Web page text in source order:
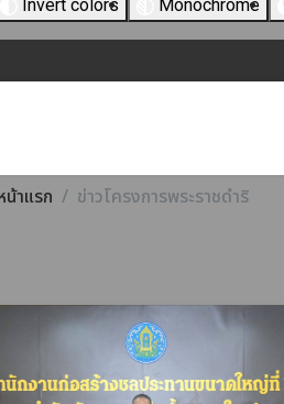
Invert colors Monochrome
น้าแรก ข่าวโครงการพระราชดำริ